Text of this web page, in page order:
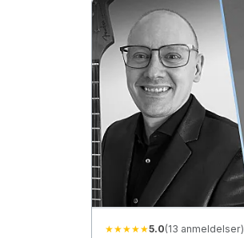
★★★★★5.0(13 anmeldelser)